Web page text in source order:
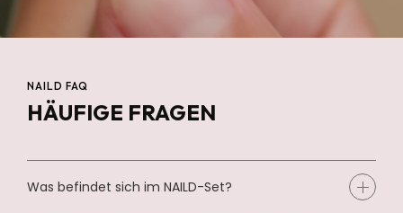
NAILD FAQ
HÄUFIGE FRAGEN
Was befindet sich im NAILD-Set?